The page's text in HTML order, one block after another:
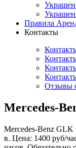
Правила
Контакты
Отзывы
Mercedes-
Mercedes-Benz
в. Цена: 1400 руб/